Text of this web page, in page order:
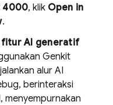
4000, klik Open in
.
fitur AI generatif
Genkit
alur AI
berinteraksi
menyempurnakan